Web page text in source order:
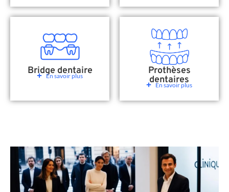
Bridge dentaire
En savoir plus Prothèses
dentaires
En savoir plus